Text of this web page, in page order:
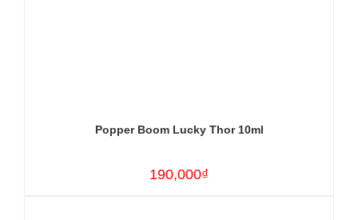
Popper Boom Lucky Thor 10ml
190,000₫